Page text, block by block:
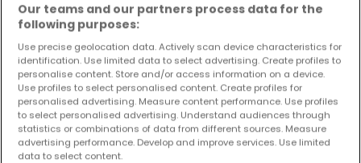
Our teams and our partners process data for the
following purposes:
Use precise geolocation data. Actively scan device characteristics for
identification. Use limited data to select advertising. Create profiles to
personalise content. Store and/or access information on a device.
Use profiles to select personalised content. Create profiles for
personalised advertising. Measure content performance. Use profiles
to select personalised advertising. Understand audiences through
statistics or combinations of data from different sources. Measure
advertising performance. Develop and improve services. Use limited
data to select content.